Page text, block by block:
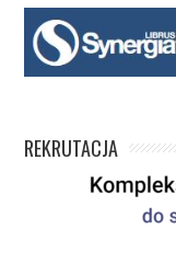
REKRUTACJA